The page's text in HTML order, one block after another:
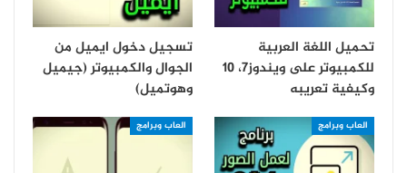
تحميل اللغة العربية
للكمبيوتر على ويندوز7، 10
وكيفية تعريبه
تسجيل دخول ايميل من
الجوال والكمبيوتر (جيميل
وهوتميل)
العاب وبرامج العاب وبرامج